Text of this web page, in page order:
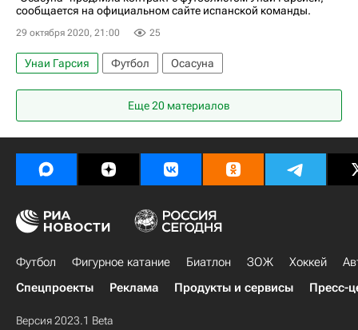
сообщается на официальном сайте испанской команды.
29 октября 2020, 21:00 25
Унаи Гарсия Футбол Осасуна
Еще 20 материалов
Футбол Фигурное катание Биатлон ЗОЖ Хоккей
Спецпроекты
Реклама Продукты и сервисы Пресс-
Версия 2023.1 Beta